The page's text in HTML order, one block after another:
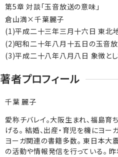
第5章 対談「玉音放送の意味」
倉山満×千葉麗子
(1)平成二十三年三月十六日 東北
(2)昭和二十年八月十五日の玉音
(3)平成二十八年八月八日 象徴と
著者プロフィール
千葉 麗子
愛称チバレイ。大阪生まれ、福島育
げる。 結婚、出産・育児を機にヨー
ヨーガ関連の書籍多数。 東日本大
の活動や情報発信を行っている。 昨